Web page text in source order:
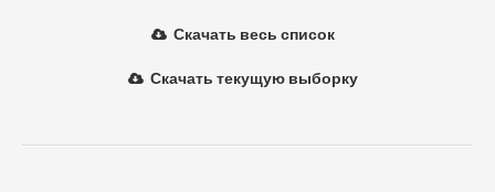
Скачать весь список
Скачать текущую выборку